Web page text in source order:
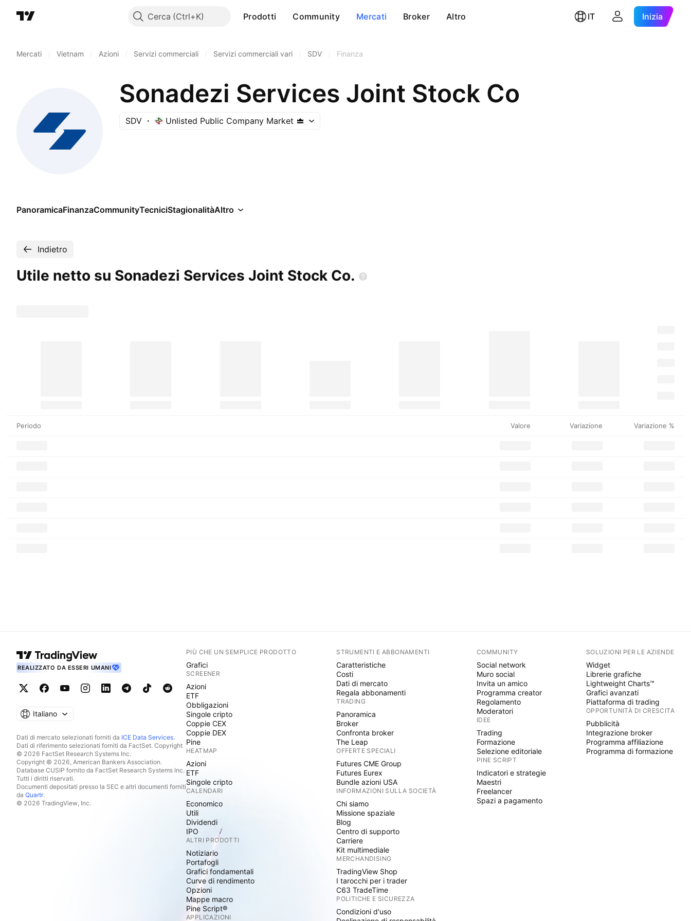
Cerca Prodotti Community Mercati Broker Altro IT Inizia
Mercati Vietnam Azioni Servizi commerciali Servizi commerciali vari SDV Finanza
Sonadezi Services Joint Stock Co
SDV Unlisted Public Company Market
PanoramicaFinanzaCommunityTecniciStagionalitàAltro
Indietro
Utile netto su Sonadezi Services Joint Stock Co.
Periodo Valore Variazione Variazione %
REALIZZATO DA ESSERI UMANI
Italiano
Dati di mercato selezionati forniti da ICE Data Services.
Dati di riferimento selezionati forniti da FactSet. Copyright
© 2026 FactSet Research Systems Inc.
Copyright © 2026, American Bankers Association.
Database CUSIP fornito da FactSet Research Systems Inc.
Tutti i diritti riservati.
Documenti depositati presso la SEC e altri documenti forniti
da Quartr.
© 2026 TradingView, Inc.
PIÙ CHE UN SEMPLICE PRODOTTO
Grafici
SCREENER
Azioni
ETF
Obbligazioni
Singole cripto
Coppie CEX
Coppie DEX
Pine
HEATMAP
Azioni
ETF
Singole cripto
CALENDARI
Economico
Utili
Dividendi
IPO
ALTRI PRODOTTI
Notiziario
Portafogli
Grafici fondamentali
Curve di rendimento
Opzioni
Mappe macro
Pine Script®
APPLICAZIONI
STRUMENTI E ABBONAMENTI
Caratteristiche
Costi
Dati di mercato
Regala abbonamenti
TRADING
Panoramica
Broker
Confronta broker
The Leap
OFFERTE SPECIALI
Futures CME Group
Futures Eurex
Bundle azioni USA
INFORMAZIONI SULLA SOCIETÀ
Chi siamo
Missione spaziale
Blog
Centro di supporto
Carriere
Kit multimediale
MERCHANDISING
TradingView Shop
I tarocchi per i trader
C63 TradeTime
POLITICHE E SICUREZZA
Condizioni d'uso
COMMUNITY
Social network
Muro social
Invita un amico
Programma creator
Regolamento
Moderatori
IDEE
Trading
Formazione
Selezione editoriale
PINE SCRIPT
Indicatori e strategie
Maestri
Freelancer
Spazi a pagamento
SOLUZIONI PER LE AZIENDE
Widget
Librerie grafiche
Lightweight Charts™
Grafici avanzati
Piattaforma di trading
OPPORTUNITÀ DI CRESCITA
Pubblicità
Integrazione broker
Programma affiliazione
Programma di formazione